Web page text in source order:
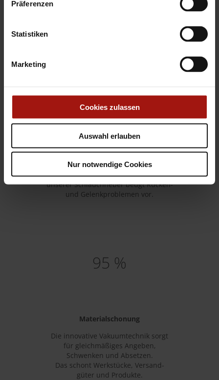
Präferenzen
Statistiken
Marketing
Cookies zulassen
Auswahl erlauben
Nur notwendige Cookies
100 %
Ergonomie
Denken Sie an die Gesundheit:
Die praktische Einhandbedienung
unserer Schlauchheber beugt Rücken-
und Gelenkproblemen vor.
95 %
Materialschonung
Die innovative Vakuumtechnik sorgt
für gleichmäßiges Angeben,
Schwenken und Absetzen.
Das schont Werkstücke, Versand-
güter und Produkte.